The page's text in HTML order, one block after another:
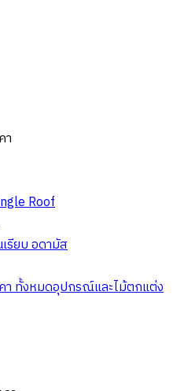
า
Roof
รียบ อดามัส
า ทั้งหมดอุปกรณ์และไม้ตกแต่ง